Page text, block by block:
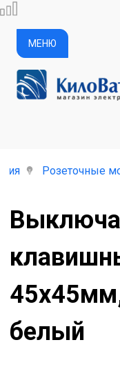
МЕНЮ
Розеточные
белый